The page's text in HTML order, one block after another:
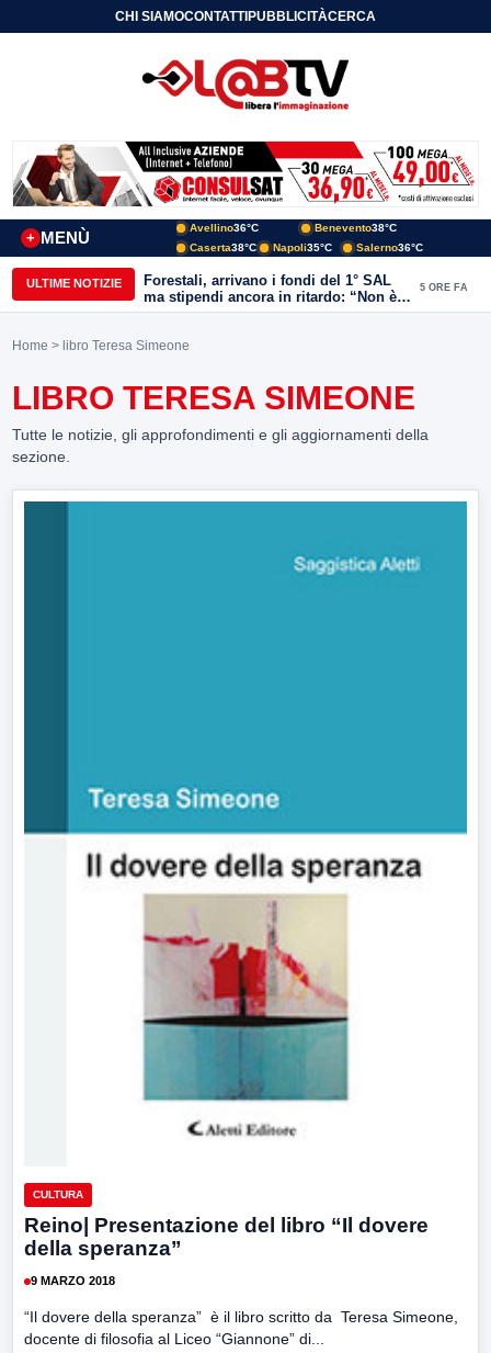
CHI SIAMOCONTATTIPUBBLICITÀCERCA
MENÙ
+
Avellino36°C Benevento38°C
Caserta38°C Napoli35°C Salerno36°C
ULTIME NOTIZIE
Forestali, arrivano i fondi del 1° SAL
ma stipendi ancora in ritardo: “Non è
più sostenibile”
5 ORE FA
Home > libro Teresa Simeone
LIBRO TERESA SIMEONE
Tutte le notizie, gli approfondimenti e gli aggiornamenti della
sezione.
CULTURA
Reino| Presentazione del libro “Il dovere
della speranza”
9 MARZO 2018
“Il dovere della speranza” è il libro scritto da Teresa Simeone,
docente di filosofia al Liceo “Giannone” di...